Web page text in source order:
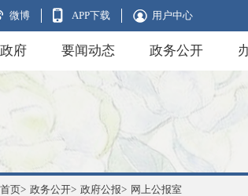
微博 APP下载 用户中心
府 要闻动态 政务公开
首页> 政务公开> 政府公报> 网上公报室